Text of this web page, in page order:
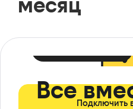
месяц
ВсеПодключить